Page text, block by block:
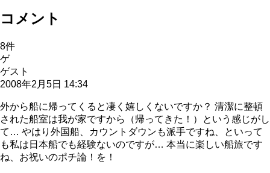
コメント
8件
ゲ
ゲスト
2008年2月5日 14:34
外から船に帰ってくると凄く嬉しくないですか？ 清潔に整頓
された船室は我が家ですから（帰ってきた！）という感じがし
て… やはり外国船、カウントダウンも派手ですね、といって
も私は日本船でも経験ないのですが… 本当に楽しい船旅です
ね、お祝いのポチ論！を！